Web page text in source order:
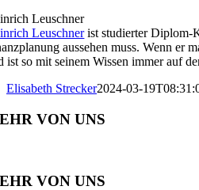
Leuschner
Leuschnerist studierter Diplom-
aussehen muss. Wenn er
ist so mit seinem Wissen immer auf
Elisabeth Strecker2024-03-
VON UNS
VON UNS